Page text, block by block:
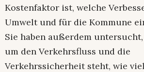
Kostenfaktor ist, welche
Umwelt und für die Kommune
Sie haben außerdem
um den Verkehrsfluss und die
Verkehrssicherheit steht, wie